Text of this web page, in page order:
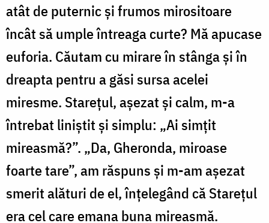
atât de puternic şi frumos mirositoare
încât să umple întreaga curte? Mă apucase
euforia. Căutam cu mirare în stânga şi în
dreapta pentru a găsi sursa acelei
miresme. Stareţul, aşezat şi calm, m-a
întrebat liniştit şi simplu: „Ai simţit
mireasmă?”. „Da, Gheronda, miroase
foarte tare”, am răspuns şi m-am aşezat
smerit alături de el, înţelegând că Stareţul
era cel care emana buna mireasmă.